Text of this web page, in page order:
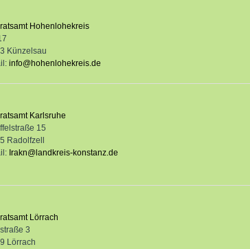
Hohenlohekreis
Künzelsau
info@hohenlohekreis.de
Karlsruhe
15
Radolfzell
Irakn@landkreis-konstanz.de
Lörrach
3
Lörrach